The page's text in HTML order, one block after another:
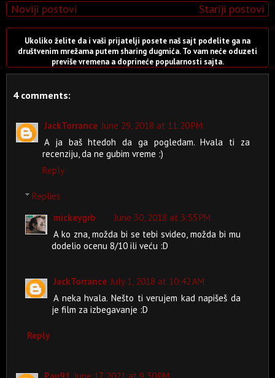
Noviji postovi Stariji postovi
Ukoliko želite da i vaši prijatelji posete naš sajt podelite ga na
društvenim mrežama putem sharing dugmića. To vam neće oduzeti
previše vremena a doprineće popularnosti sajta.
4 comments:
JackTorrance June 29, 2018 at 11:20 PM
A ja baš htedoh da ga pogledam. Hvala ti za
recenziju, da ne gubim vreme :)
Reply
Replies
mickeygrb
June 30, 2018 at 3:55 PM
A ko zna, možda bi se tebi svideo, možda bi mu
dodelio ocenu 8/10 ili veću :D
JackTorrance July 1, 2018 at 10:42 AM
A neka hvala. Nešto ti verujem kad napišeš da
je film za izbegavanje :D
Reply